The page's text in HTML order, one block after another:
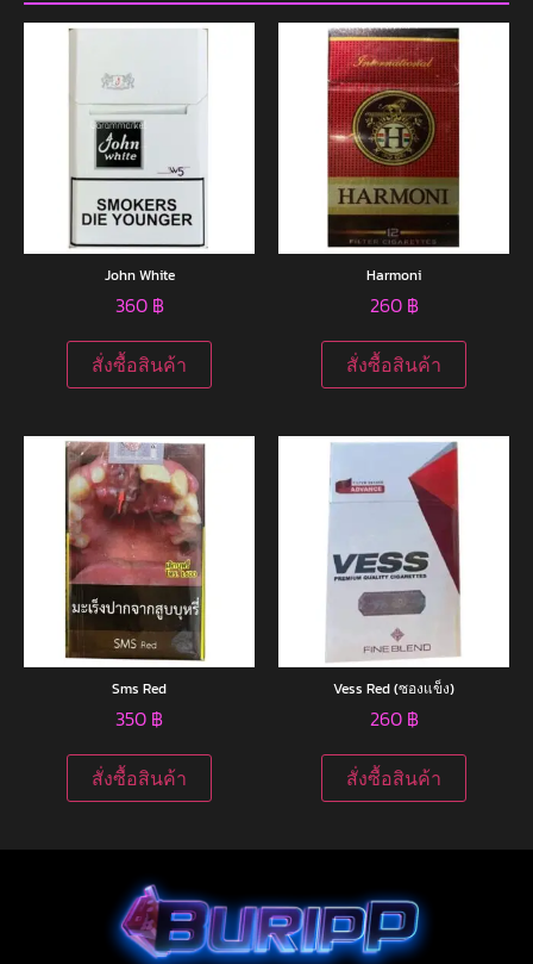
John White
360 ฿
สั่งซื้อสินค้า
Harmoni
260 ฿
สั่งซื้อสินค้า
Sms Red
350 ฿
สั่งซื้อสินค้า
Vess Red (ซองแข็ง)
260 ฿
สั่งซื้อสินค้า